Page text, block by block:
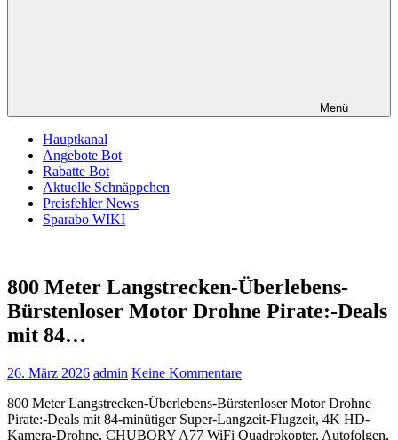
Menü
Hauptkanal
Angebote Bot
Rabatte Bot
Aktuelle Schnäppchen
Preisfehler News
Sparabo WIKI
800 Meter Langstrecken-Überlebens-
Bürstenloser Motor Drohne Pirate:-Deals
mit 84…
26. März 2026 admin Keine Kommentare
800 Meter Langstrecken-Überlebens-Bürstenloser Motor Drohne
Pirate:-Deals mit 84-minütiger Super-Langzeit-Flugzeit, 4K HD-
Kamera-Drohne, CHUBORY A77 WiFi Quadrokopter, Autofolgen,